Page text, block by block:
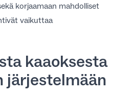
korjaamaan mahdolliset
vaikuttaa
kaaoksesta
järjestelmään